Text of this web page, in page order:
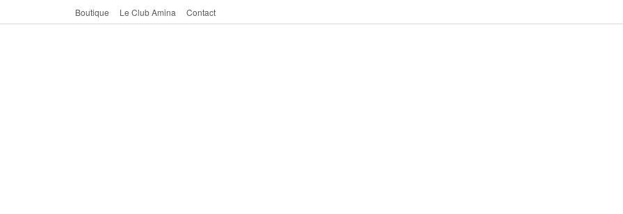
Boutique Le Club Amina Contact